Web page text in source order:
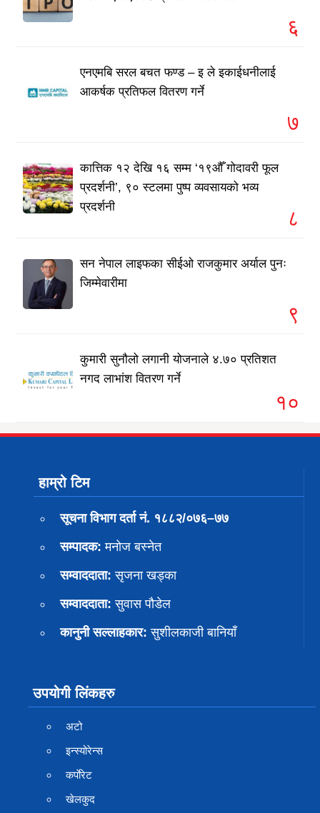
६
एनएमबि सरल बचत फण्ड – इ ले इकाईधनीलाई
आकर्षक प्रतिफल वितरण गर्ने
७
कात्तिक १२ देखि १६ सम्म ‘१९औँ गोदावरी फूल
प्रदर्शनी’, ९० स्टलमा पुष्प व्यवसायको भव्य
प्रदर्शनी
८
सन नेपाल लाइफका सीईओ राजकुमार अर्याल पुनः
जिम्मेवारीमा
९
कुमारी सुनौलो लगानी योजनाले ४.७० प्रतिशत
नगद लाभांश वितरण गर्ने
१०
हाम्रो टिम
सूचना विभाग दर्ता नं. १८८२/०७६–७७
सम्पादक: मनोज बस्नेत
सम्वाददाता: सृजना खड्का
सम्वाददाता: सुवास पाैडेल
कानुनी सल्लाहकार: सुशीलकाजी बानियाँ
उपयोगी लिंकहरु
अटो
इन्स्योरेन्स
कर्पाेरेट
खेलकुद